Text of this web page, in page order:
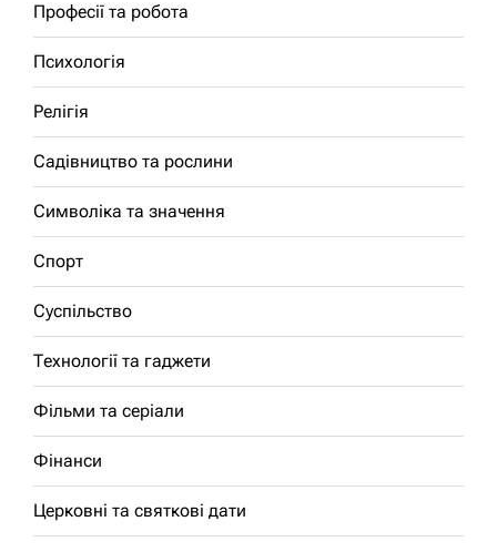
Професії та робота
Психологія
Релігія
Садівництво та рослини
Символіка та значення
Спорт
Суспільство
Технології та гаджети
Фільми та серіали
Фінанси
Церковні та святкові дати